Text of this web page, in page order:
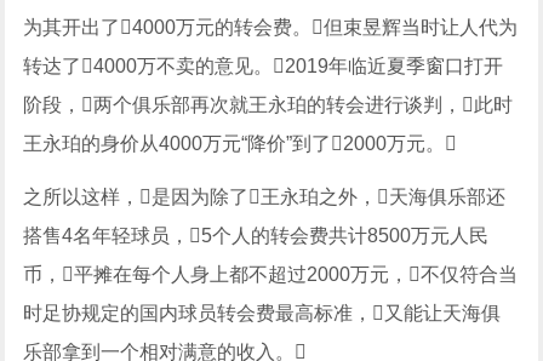
为其开出了4000万元的转会费。但束昱辉当时让人代为
转达了4000万不卖的意见。2019年临近夏季窗口打开
阶段，两个俱乐部再次就王永珀的转会进行谈判，此时
王永珀的身价从4000万元“降价”到了2000万元。
之所以这样，是因为除了王永珀之外，天海俱乐部还
搭售4名年轻球员，5个人的转会费共计8500万元人民
币，平摊在每个人身上都不超过2000万元，不仅符合当
时足协规定的国内球员转会费最高标准，又能让天海俱
乐部拿到一个相对满意的收入。